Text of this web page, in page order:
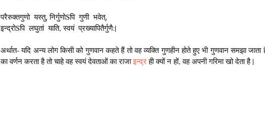
परैरुक्तगुणो  यस्तु, निर्गुणोSपि  गुणी  भवेत्,
इन्द्रोSपि  लघुतां  याति, स्वयं  प्रख्यापितैर्गुणै:|
अर्थात- यदि अन्य लोग किसी को गुणवान कहते हैं तो वह व्यक्ति गुणहीन होते हुए भी गुणवान समझा जाता
का वर्णन करता है तो चाहे वह स्वयं देवताओं का राजा इन्द्र ही क्यों न हों, वह अपनी गरिमा खो देता है |